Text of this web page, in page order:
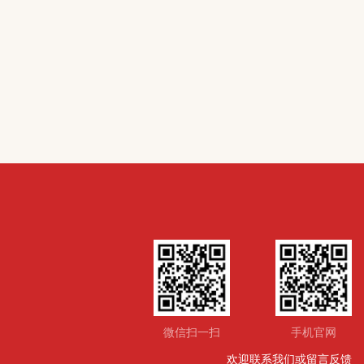
微信扫一扫 手机官网
欢迎联系我们或留言反馈